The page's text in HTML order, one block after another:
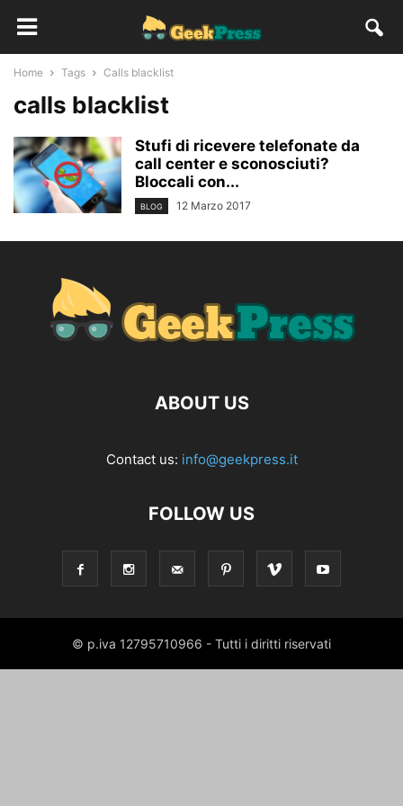
Home Tags Calls blacklist
calls blacklist
Stufi di ricevere telefonate da
call center e sconosciuti?
Bloccali con...
BLOG 12 Marzo 2017
ABOUT US
Contact us: info@geekpress.it
FOLLOW US
© p.iva 12795710966 - Tutti i diritti riservati